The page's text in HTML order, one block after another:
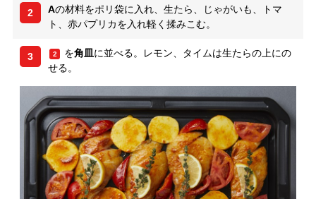
2 Aの材料をポリ袋に入れ、生たら、じゃがいも、トマ
ト、赤パプリカを入れ軽く揉みこむ。
3 2 を角皿に並べる。レモン、タイムは生たらの上にの
せる。